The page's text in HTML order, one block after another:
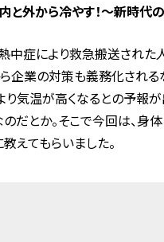
と外から冷やす！〜新時代
中症により救急搬送され
ら企業の対策も義務化され
り気温が高くなるとの予報
だとか。そこで今回は、身
えてもらいました。